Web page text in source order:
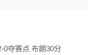
0夺赛点 布朗30分